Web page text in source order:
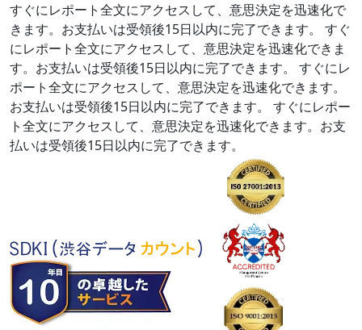
すぐにレポート全文にアクセスして、意思決定を迅速化で
きます。お支払いは受領後15日以内に完了できます。
すぐ
にレポート全文にアクセスして、意思決定を迅速化できま
す。お支払いは受領後15日以内に完了できます。
すぐにレ
ポート全文にアクセスして、意思決定を迅速化できます。
お支払いは受領後15日以内に完了できます。
すぐにレポー
ト全文にアクセスして、意思決定を迅速化できます。お支
払いは受領後15日以内に完了できます。